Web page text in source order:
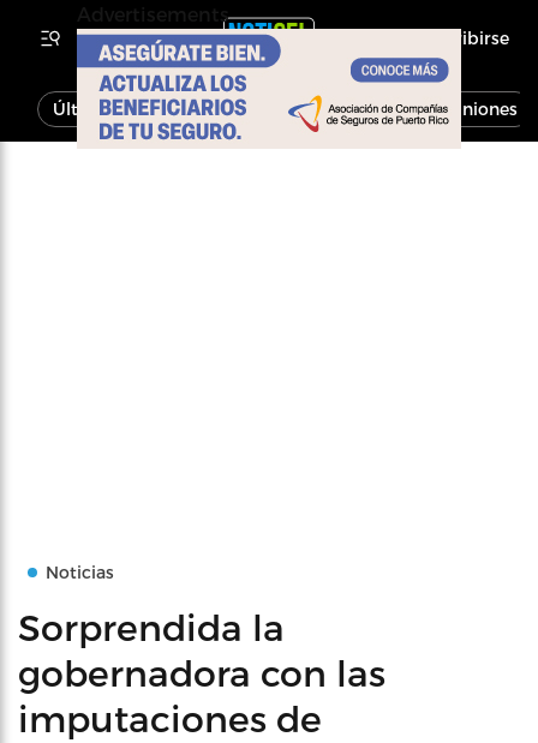
Inscribirse
Última Hora Noticias Economía Opiniones
Noticias
Sorprendida la
gobernadora con las
imputaciones de
Advertisements